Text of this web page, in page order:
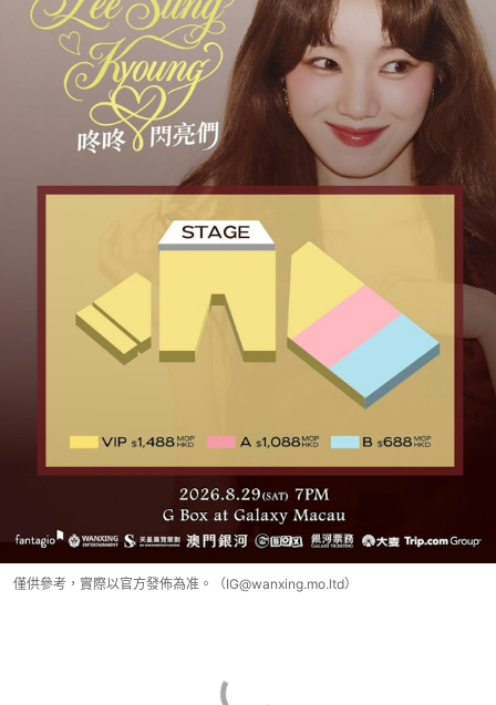
僅供參考，實際以官方發佈為准。（IG@wanxing.mo.ltd）